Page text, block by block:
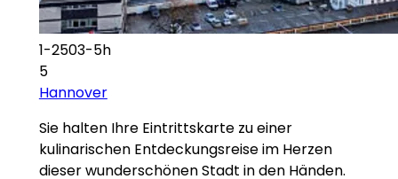
1-2503-5h
5
Hannover
Sie halten Ihre Eintrittskarte zu einer
kulinarischen Entdeckungsreise im Herzen
dieser wunderschönen Stadt in den Händen.